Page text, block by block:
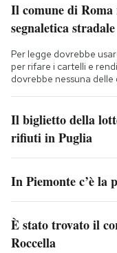
Il comune di Roma
segnaletica stradale
Per legge dovrebbe
per rifare i cartelli e
dovrebbe nessuna delle
Il biglietto della
rifiuti in Puglia
In Piemonte c’è la
È stato trovato il
Roccella